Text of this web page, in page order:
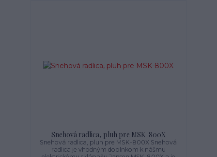
Snehová radlica, pluh pre MSK-800X
Snehová radlica, pluh pre MSK-800X Snehová
radlica je vhodným doplnkom k nášmu